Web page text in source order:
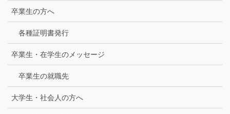
卒業生の方へ
各種証明書発行
卒業生・在学生のメッセージ
卒業生の就職先
大学生・社会人の方へ